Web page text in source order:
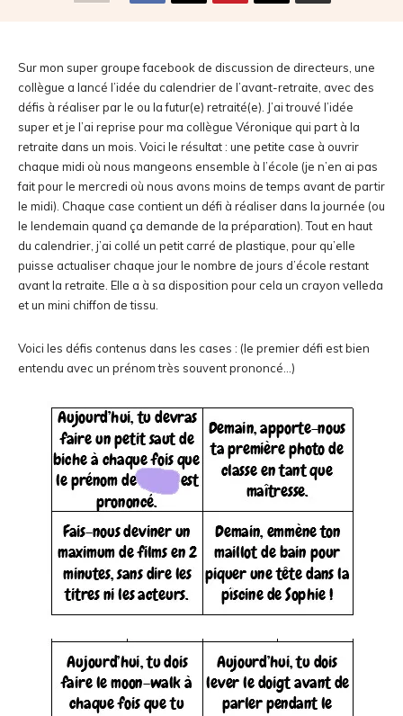
Sur mon super groupe facebook de discussion de directeurs, une
collègue a lancé l’idée du calendrier de l’avant-retraite, avec des
défis à réaliser par le ou la futur(e) retraité(e). J’ai trouvé l’idée
super et je l’ai reprise pour ma collègue Véronique qui part à la
retraite dans un mois. Voici le résultat : une petite case à ouvrir
chaque midi où nous mangeons ensemble à l’école (je n’en ai pas
fait pour le mercredi où nous avons moins de temps avant de partir
le midi). Chaque case contient un défi à réaliser dans la journée (ou
le lendemain quand ça demande de la préparation). Tout en haut
du calendrier, j’ai collé un petit carré de plastique, pour qu’elle
puisse actualiser chaque jour le nombre de jours d’école restant
avant la retraite. Elle a à sa disposition pour cela un crayon velleda
et un mini chiffon de tissu.
Voici les défis contenus dans les cases : (le premier défi est bien
entendu avec un prénom très souvent prononcé…)